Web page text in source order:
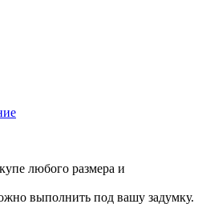
любого размера и
выполнить под вашу задумку.